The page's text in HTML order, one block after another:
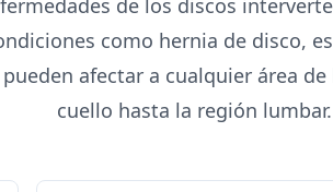
de los discos
como hernia de disco,
afectar a cualquier área
cuello hasta la región lumbar.